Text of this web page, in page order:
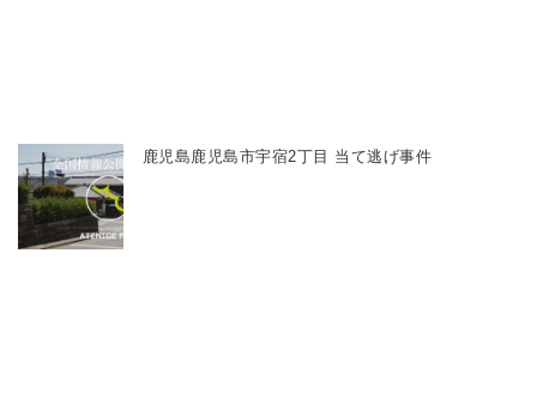
鹿児島鹿児島市宇宿2丁目 当て逃げ事件